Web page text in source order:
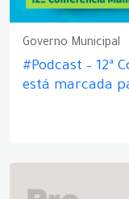
Governo Municipal
#Podcast – 12ª
está marcada